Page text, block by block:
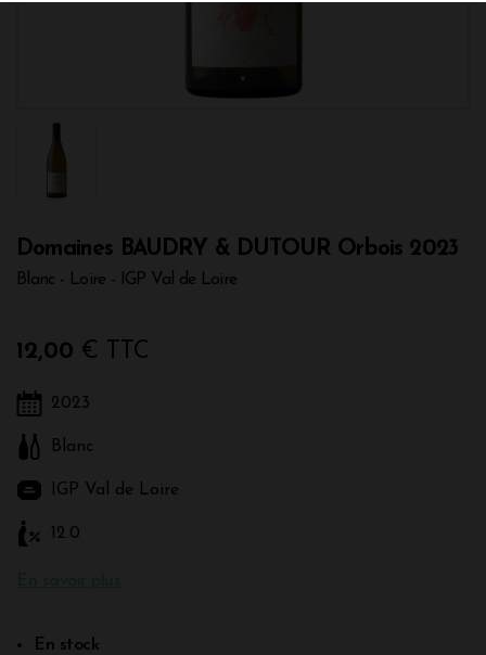
Domaines BAUDRY & DUTOUR Orbois 2023
Blanc - Loire - IGP Val de Loire
12,00 € TTC
2023
Blanc
IGP Val de Loire
12.0
En stock